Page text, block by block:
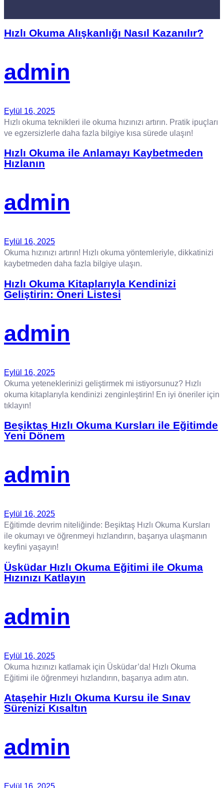
Hızlı Okuma Alışkanlığı Nasıl Kazanılır?
admin
Eylül 16, 2025
Hızlı okuma teknikleri ile okuma hızınızı artırın. Pratik ipuçları
ve egzersizlerle daha fazla bilgiye kısa sürede ulaşın!
Hızlı Okuma ile Anlamayı Kaybetmeden
Hızlanın
admin
Eylül 16, 2025
Okuma hızınızı artırın! Hızlı okuma yöntemleriyle, dikkatinizi
kaybetmeden daha fazla bilgiye ulaşın.
Hızlı Okuma Kitaplarıyla Kendinizi
Geliştirin: Öneri Listesi
admin
Eylül 16, 2025
Okuma yeteneklerinizi geliştirmek mi istiyorsunuz? Hızlı
okuma kitaplarıyla kendinizi zenginleştirin! En iyi öneriler için
tıklayın!
Beşiktaş Hızlı Okuma Kursları ile Eğitimde
Yeni Dönem
admin
Eylül 16, 2025
Eğitimde devrim niteliğinde: Beşiktaş Hızlı Okuma Kursları
ile okumayı ve öğrenmeyi hızlandırın, başarıya ulaşmanın
keyfini yaşayın!
Üsküdar Hızlı Okuma Eğitimi ile Okuma
Hızınızı Katlayın
admin
Eylül 16, 2025
Okuma hızınızı katlamak için Üsküdar’da! Hızlı Okuma
Eğitimi ile öğrenmeyi hızlandırın, başarıya adım atın.
Ataşehir Hızlı Okuma Kursu ile Sınav
Sürenizi Kısaltın
admin
Eylül 16, 2025